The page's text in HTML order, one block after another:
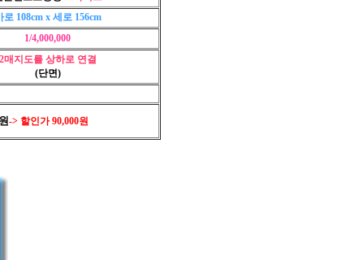
로 108cm x 세로 156cm
1/4,000,000
2매지도를 상하로 연결
(단면)
-> 할인가 90,000원